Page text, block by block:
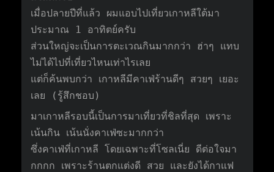
เมื่อปลายปีที่แล้ว ผมแอบไปเที่ยวเกาหลีใต้มา
ประมาณ 1 อาทิตย์ครับ
ส่วนใหญ่จะเป็นการตะเวณกินมากกว่า ฮ่าๆ แทบ
ไม่ได้ไปที่เที่ยวไหนเท่าไรเลย
แต่ก็ค้นพบกว่า เกาหลีมีคาเฟ่ร้านดีๆ สวยๆ เยอะ
เลย (รู้สึกชอบ)
มาเกาหลีรอบนี้เป็นการมาเที่ยวที่ชิลที่สุด เพราะ
เน้นกิน เน้นนั่งคาเฟ่ซะมากกว่า
ซึ่งคาเฟ่ที่เกาหลี โดยเฉพาะที่โซลเนี่ย ดีต่อใจมา
กกกก เพราะร้านตกแต่งดี สวย และยังได้กาแฟ